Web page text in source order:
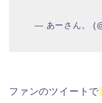
— あーさん。
ファンのツイートで